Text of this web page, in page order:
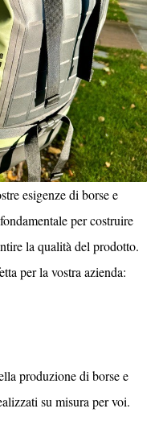
esigenze di borse e
per costruire
la qualità del prodotto.
per la vostra azienda:
produzione di borse e
su misura per voi.